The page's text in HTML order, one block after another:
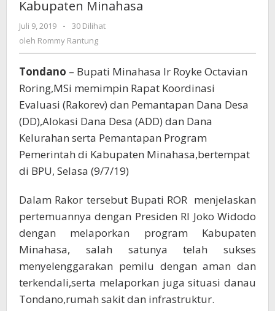
DD
Kabupaten Minahasa
Juli 9, 2019
oleh
Rommy
Rantung
-
30 Dilihat
oleh Rommy Rantung
Tondano – Bupati Minahasa Ir Royke Octavian
Roring,MSi memimpin Rapat Koordinasi
Evaluasi (Rakorev) dan Pemantapan Dana Desa
(DD),Alokasi Dana Desa (ADD) dan Dana
Kelurahan serta Pemantapan Program
Pemerintah di Kabupaten Minahasa,bertempat
di BPU, Selasa (9/7/19)
Dalam Rakor tersebut Bupati ROR menjelaskan
pertemuannya dengan Presiden RI Joko Widodo
dengan melaporkan program Kabupaten
Minahasa, salah satunya telah sukses
menyelenggarakan pemilu dengan aman dan
terkendali,serta melaporkan juga situasi danau
Tondano,rumah sakit dan infrastruktur.